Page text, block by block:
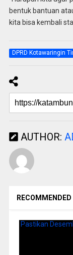
bentuk bantuan
kita bisa kembali
DPRD Kotawaringin
AUTHOR:
RECOMMENDED